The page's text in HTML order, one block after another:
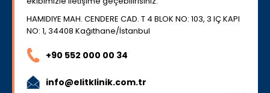
HAMIDIYE MAH. CENDERE CAD. T 4 BLOK NO: 103, 3 IÇ KAPI
NO: 1, 34408 Kağıthane/İstanbul
+90 552 000 00 34
info@elitklinik.com.tr